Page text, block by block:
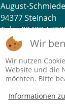
August-
94377 Steinach
Tel. 09428 /
Fax. 09428 /
eMail:
Wir
Wir nutzen
Website und die
möchten. Bitte
Informationen